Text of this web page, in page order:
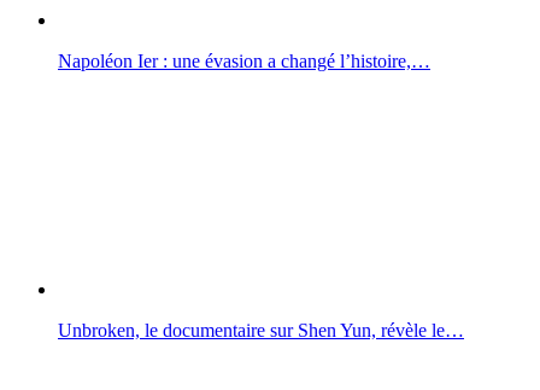
Napoléon Ier : une évasion a changé l’histoire,…
Unbroken, le documentaire sur Shen Yun, révèle le…